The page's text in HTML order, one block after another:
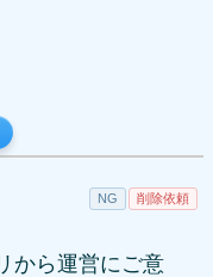
NG 削除依頼
から運営にご意